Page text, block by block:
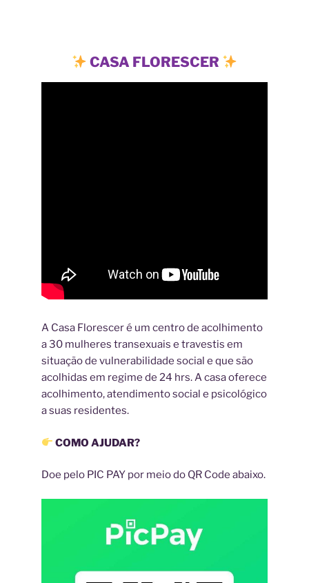
CASA FLORESCER
A Casa Florescer é um centro de acolhimento
a 30 mulheres transexuais e travestis em
situação de vulnerabilidade social e que são
acolhidas em regime de 24 hrs. A casa oferece
acolhimento, atendimento social e psicológico
a suas residentes.
COMO AJUDAR?
Doe pelo PIC PAY por meio do QR Code abaixo.